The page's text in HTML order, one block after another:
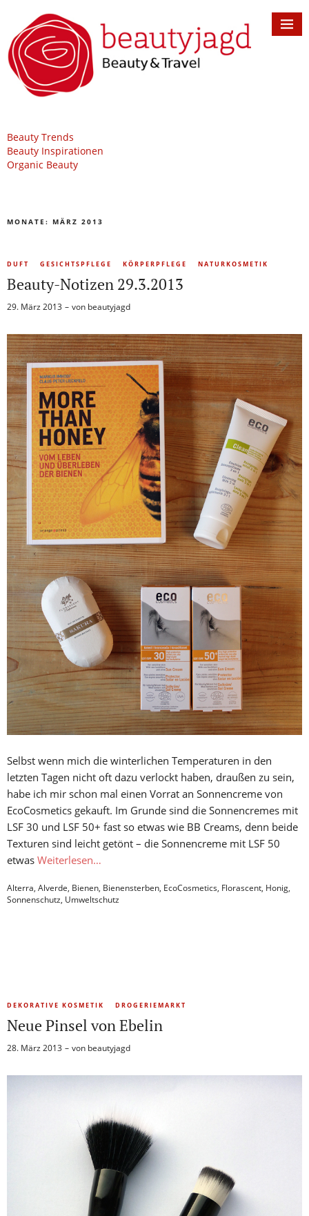
Beauty Trends
Beauty Inspirationen
Organic Beauty
MONATE: MÄRZ 2013
DUFT GESICHTSPFLEGE KÖRPERPFLEGE NATURKOSMETIK
Beauty-Notizen 29.3.2013
29. März 2013 von beautyjagd
Selbst wenn mich die winterlichen Temperaturen in den
letzten Tagen nicht oft dazu verlockt haben, draußen zu sein,
habe ich mir schon mal einen Vorrat an Sonnencreme von
EcoCosmetics gekauft. Im Grunde sind die Sonnencremes mit
LSF 30 und LSF 50+ fast so etwas wie BB Creams, denn beide
Texturen sind leicht getönt – die Sonnencreme mit LSF 50
etwas Weiterlesen…
Alterra, Alverde, Bienen, Bienensterben, EcoCosmetics, Florascent, Honig,
Sonnenschutz, Umweltschutz
DEKORATIVE KOSMETIK DROGERIEMARKT
Neue Pinsel von Ebelin
28. März 2013 von beautyjagd